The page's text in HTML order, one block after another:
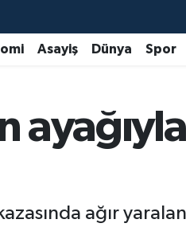
Asayiş Dünya Spor
ağır